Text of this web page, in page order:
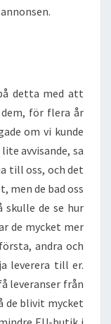
detta med att
för flera år
om vi kunde
avvisande, sa
till oss, och det
men de bad oss
skulle de se hur
de mycket mer
andra och
leverera till er.
leveranser från
de blivit mycket